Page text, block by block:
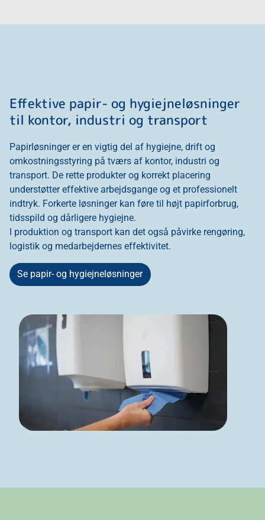
Effektive papir- og hygiejneløsninger
til kontor, industri og transport
Papirløsninger er en vigtig del af hygiejne, drift og
omkostningsstyring på tværs af kontor, industri og
transport. De rette produkter og korrekt placering
understøtter effektive arbejdsgange og et professionelt
indtryk. Forkerte løsninger kan føre til højt papirforbrug,
tidsspild og dårligere hygiejne.
I produktion og transport kan det også påvirke rengøring,
logistik og medarbejdernes effektivitet.
Se papir- og hygiejneløsninger